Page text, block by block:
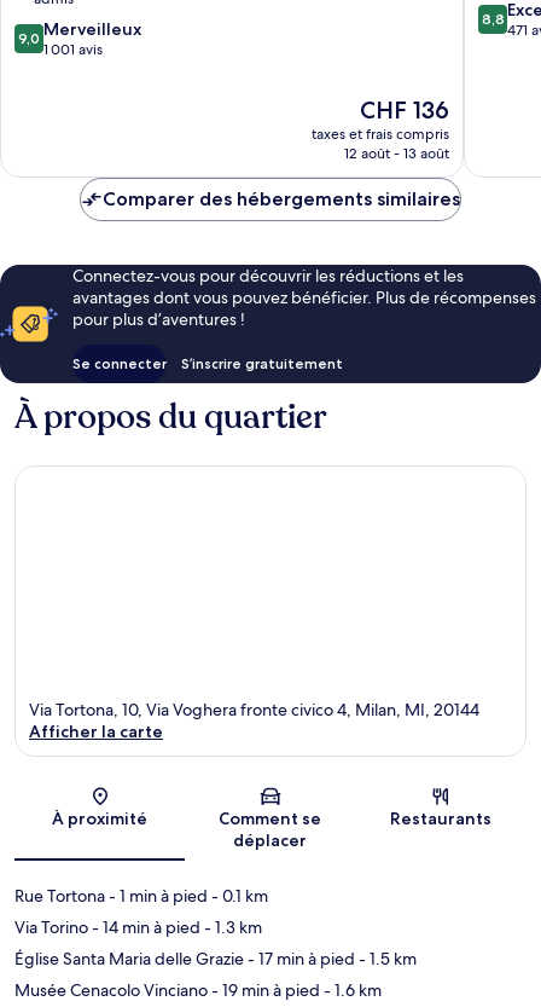
9.0
sur
9,0 Merveilleux
1 001 avis
Le
nouveau
prix
de
CHF 136
taxes et frais compris
12 août - 13 août
Milan
8.8
sur
8,8
471
Comparer des hébergements similaires
Connectez-vous pour découvrir les réductions et les
avantages dont vous pouvez bénéficier. Plus de récompenses
pour plus d’aventures !
Se connecter S’inscrire gratuitement
À propos du quartier
Carte
Via Tortona, 10, Via Voghera fronte civico 4, Milan, MI, 20144
Afficher la carte
À proximité
Comment se
déplacer
Restaurants
Rue Tortona- 1 min à pied - 0.1 km
Via Torino- 14 min à pied - 1.3 km
Église Santa Maria delle Grazie- 17 min à pied - 1.5 km
Musée Cenacolo Vinciano- 19 min à pied - 1.6 km